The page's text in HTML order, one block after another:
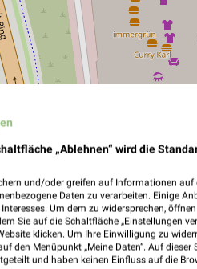
„Ablehnen“ wird die
und/oder greifen auf Informationen auf
Daten zu verarbeiten. Einige
Um dem zu widersprechen,
Sie auf die Schaltfläche „Einstellungen
klicken. Um Ihre Einwilligung zu
den Menüpunkt „Meine Daten“. Auf
und haben keinen Einfluss auf die